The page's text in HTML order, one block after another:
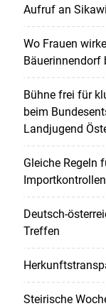
Aufruf an
Wo Frauen
Bäuerinnendorf
Bühne frei für
beim
Landjugend
Gleiche Regeln
Deutsch-
Treffen
Steirische